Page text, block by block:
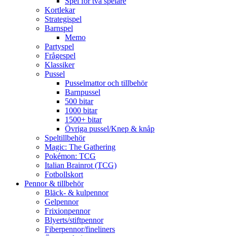
Kortlekar
Strategispel
Barnspel
Memo
Partyspel
Frågespel
Klassiker
Pussel
Pusselmattor och tillbehör
Barnpussel
500 bitar
1000 bitar
1500+ bitar
Övriga pussel/Knep & knåp
Speltillbehör
Magic: The Gathering
Pokémon: TCG
Italian Brainrot (TCG)
Fotbollskort
Pennor & tillbehör
Bläck- & kulpennor
Gelpennor
Frixionpennor
Blyerts/stiftpennor
Fiberpennor/fineliners